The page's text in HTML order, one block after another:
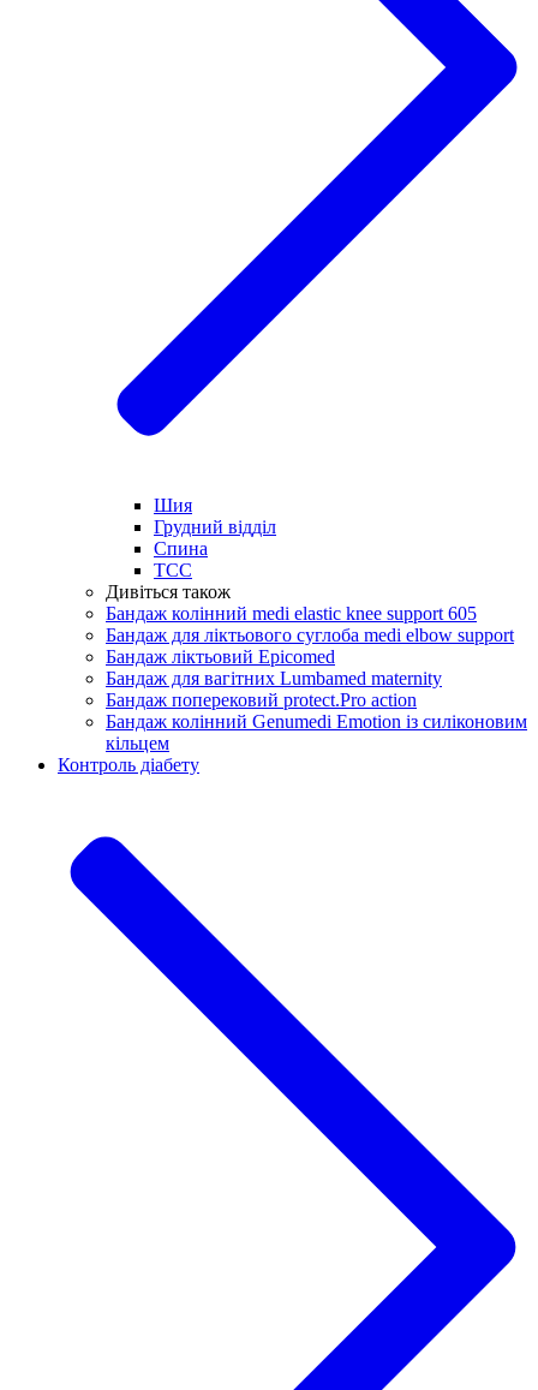
Шия
Грудний відділ
Спина
ТСС
Дивіться також
Бандаж колінний medi elastic knee support 605
Бандаж для ліктьового суглоба medi elbow support
Бандаж ліктьовий Epicomed
Бандаж для вагітних Lumbamed maternity
Бандаж поперековий protect.Pro action
Бандаж колінний Genumedi Emotion із силіконовим
кільцем
Контроль діабету